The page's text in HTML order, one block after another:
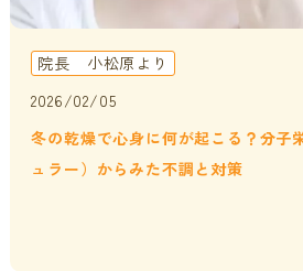
院長 小松原より
2026/02/05
冬の乾燥で心身に何が起こる？分子
ュラー）からみた不調と対策